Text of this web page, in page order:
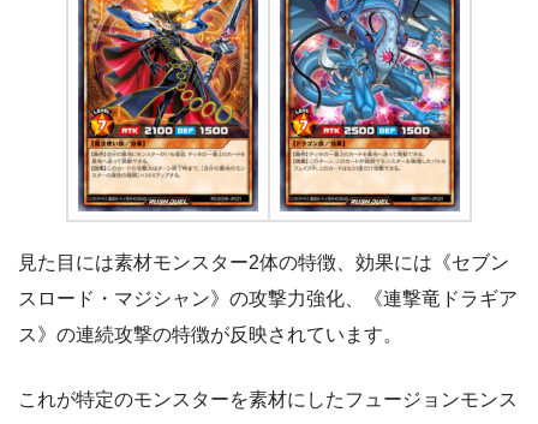
見た目には素材モンスター2体の特徴、効果には《セブン
スロード・マジシャン》の攻撃力強化、《連撃竜ドラギア
ス》の連続攻撃の特徴が反映されています。
これが特定のモンスターを素材にしたフュージョンモンス